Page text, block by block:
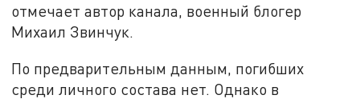
отмечает автор канала, военный блогер
Михаил Звинчук.
По предварительным данным, погибших
среди личного состава нет. Однако в